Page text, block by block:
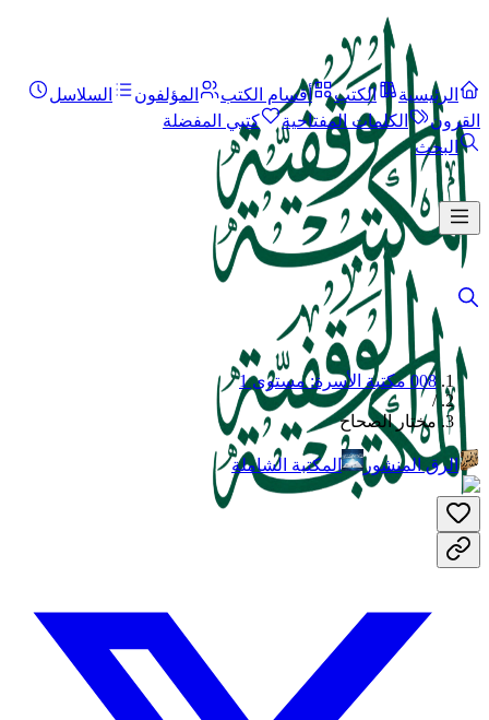
الرئيسية الكتب أقسام الكتب المؤلفون
السلاسل
القرون
الكلمات المفتاحية
كتبي المفضلة
البحث
008 مكتبة الأسرة: مستوى 1
/
مختار الصحاح
الرق المنشور المكتبة الشاملة